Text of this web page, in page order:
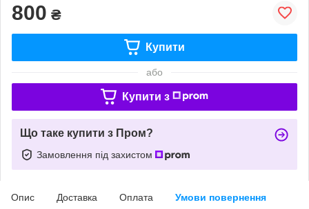
800 ₴
Купити
або
Купити з
Що таке купити з Пром?
Замовлення під захистом
Опис Доставка Оплата Умови повернення